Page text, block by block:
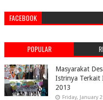
FACEBOOK
POPULAR
Masyarakat
Istrinya Terkait
2013
Friday, January